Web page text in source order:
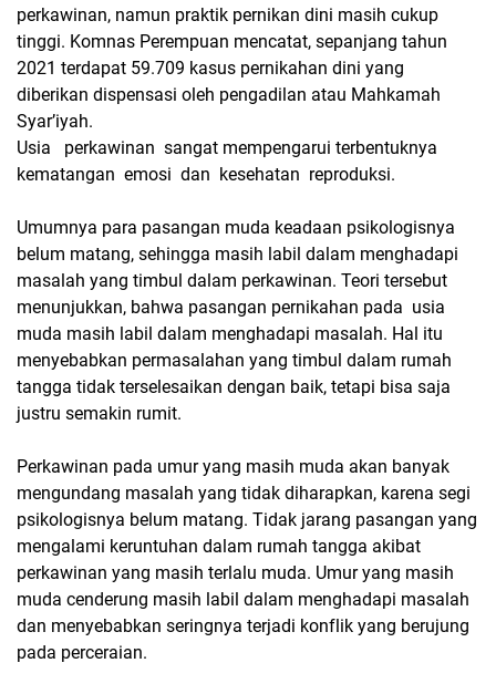
perkawinan, namun praktik pernikan dini masih cukup
tinggi. Komnas Perempuan mencatat, sepanjang tahun
2021 terdapat 59.709 kasus pernikahan dini yang
diberikan dispensasi oleh pengadilan atau Mahkamah
Syar’iyah.
Usia perkawinan sangat mempengarui terbentuknya
kematangan emosi dan kesehatan reproduksi.
Umumnya para pasangan muda keadaan psikologisnya
belum matang, sehingga masih labil dalam menghadapi
masalah yang timbul dalam perkawinan. Teori tersebut
menunjukkan, bahwa pasangan pernikahan pada usia
muda masih labil dalam menghadapi masalah. Hal itu
menyebabkan permasalahan yang timbul dalam rumah
tangga tidak terselesaikan dengan baik, tetapi bisa saja
justru semakin rumit.
Perkawinan pada umur yang masih muda akan banyak
mengundang masalah yang tidak diharapkan, karena segi
psikologisnya belum matang. Tidak jarang pasangan yang
mengalami keruntuhan dalam rumah tangga akibat
perkawinan yang masih terlalu muda. Umur yang masih
muda cenderung masih labil dalam menghadapi masalah
dan menyebabkan seringnya terjadi konflik yang berujung
pada perceraian.